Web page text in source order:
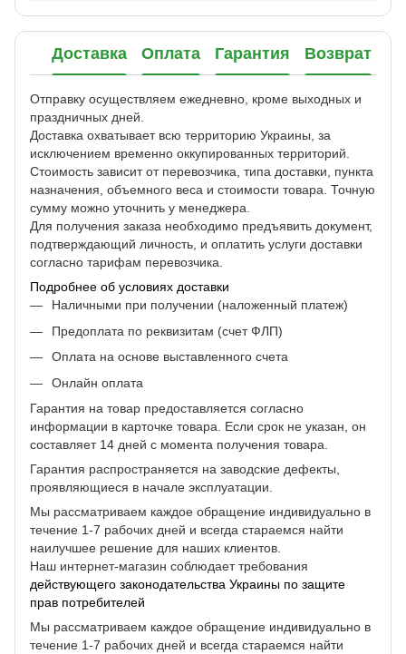
Доставка Оплата Гарантия Возврат
Отправку осуществляем ежедневно, кроме выходных и
праздничных дней.
Доставка охватывает всю территорию Украины, за
исключением временно оккупированных территорий.
Стоимость зависит от перевозчика, типа доставки, пункта
назначения, объемного веса и стоимости товара. Точную
сумму можно уточнить у менеджера.
Для получения заказа необходимо предъявить документ,
подтверждающий личность, и оплатить услуги доставки
согласно тарифам перевозчика.
Подробнее об условиях доставки
Наличными при получении (наложенный платеж)
Предоплата по реквизитам (счет ФЛП)
Оплата на основе выставленного счета
Онлайн оплата
Гарантия на товар предоставляется согласно
информации в карточке товара. Если срок не указан, он
составляет 14 дней с момента получения товара.
Гарантия распространяется на заводские дефекты,
проявляющиеся в начале эксплуатации.
Мы рассматриваем каждое обращение индивидуально в
течение 1-7 рабочих дней и всегда стараемся найти
наилучшее решение для наших клиентов.
Наш интернет-магазин соблюдает требования
действующего законодательства Украины по защите
прав потребителей
Мы рассматриваем каждое обращение индивидуально в
течение 1-7 рабочих дней и всегда стараемся найти